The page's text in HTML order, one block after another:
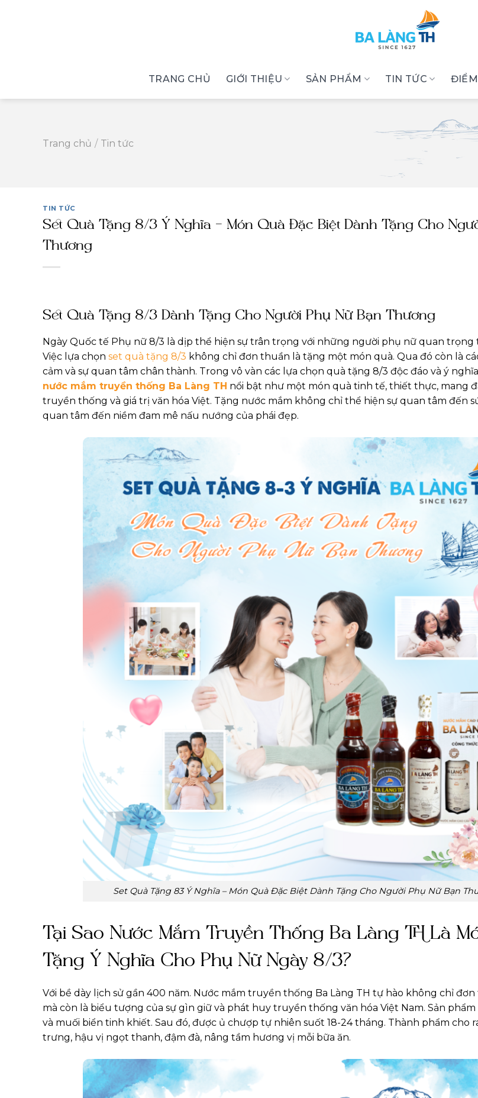
TRANG CHỦ GIỚI THIỆU SẢN PHẨM TIN TỨC
Trang chủ / Tin tức
TIN TỨC
Set Quà Tặng 8/3 Ý Nghĩa – Món Quà Đặc Biệt Dành Tặng Cho
Thương
Set Quà Tặng 8/3 Dành Tặng Cho Người Phụ Nữ Bạn Thương
Ngày Quốc tế Phụ nữ 8/3 là dịp thể hiện sự trân trọng với những người phụ nữ quan trọng
Việc lựa chọn set quà tặng 8/3 không chỉ đơn thuần là tặng một món quà. Qua đó còn là
cảm và sự quan tâm chân thành. Trong vô vàn các lựa chọn quà tặng 8/3 độc đáo và ý
nước mắm truyền thống Ba Làng TH nổi bật như một món quà tinh tế, thiết thực, mang
truyền thống và giá trị văn hóa Việt. Tặng nước mắm không chỉ thể hiện sự quan tâm đến
quan tâm đến niềm đam mê nấu nướng của phái đẹp.
Set Quà Tặng 83 Ý Nghĩa – Món Quà Đặc Biệt Dành Tặng Cho Người Phụ Nữ Bạn
Tại Sao Nước Mắm Truyền Thống Ba Làng TH Là
Tặng Ý Nghĩa Cho Phụ Nữ Ngày 8/3?
Với bề dày lịch sử gần 400 năm. Nước mắm truyền thống Ba Làng TH tự hào không chỉ
mà còn là biểu tượng của sự gìn giữ và phát huy truyền thống văn hóa Việt Nam. Sản
và muối biển tinh khiết. Sau đó, được ủ chượp tự nhiên suốt 18-24 tháng. Thành phẩm cho
trưng, hậu vị ngọt thanh, đậm đà, nâng tầm hương vị mỗi bữa ăn.